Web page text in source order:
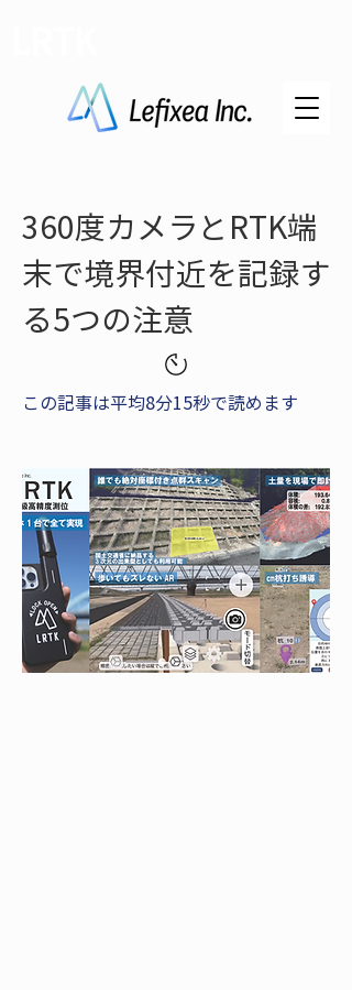
360度カメラとRTK端
末で境界付近を記録す
る5つの注意
この記事は平均8分15秒で読めます